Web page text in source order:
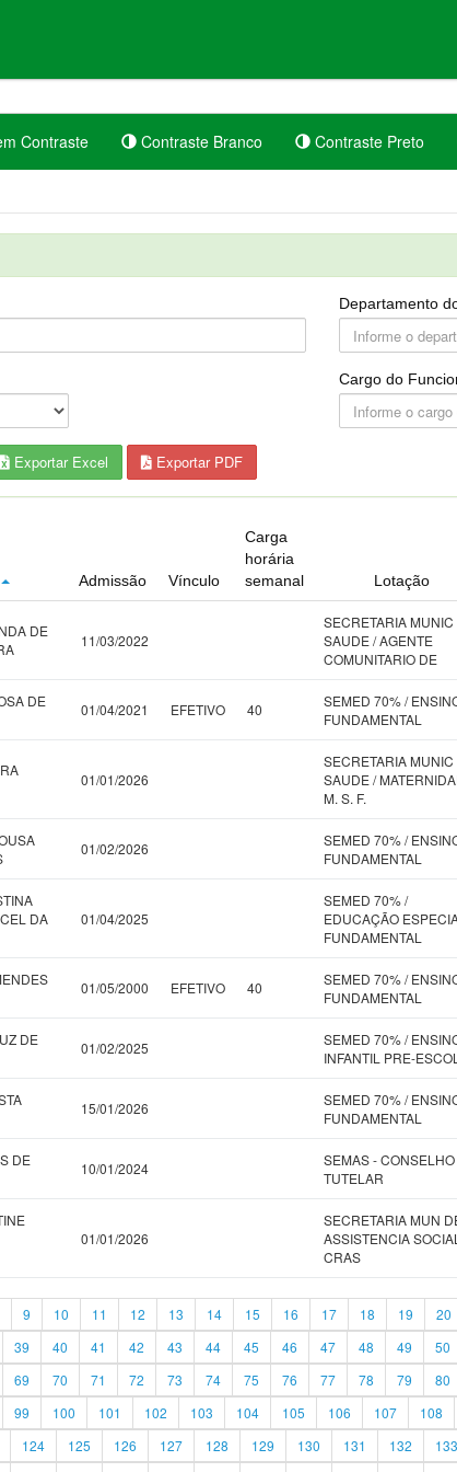
Contraste Contraste Branco Contraste Preto
Departamento
Cargo do
Exportar Excel Exportar PDF
Admissão Vínculo
Carga
horária
semanal
Lotação
DE
11/03/2022
SECRETARIA MUNIC
SAUDE / AGENTE
COMUNITARIO DE
DE
01/04/2021 EFETIVO 40
SEMED 70% /
FUNDAMENTAL
01/01/2026
SECRETARIA MUNIC
SAUDE /
M. S. F.
01/02/2026
SEMED 70% /
FUNDAMENTAL
DA
01/04/2025
SEMED 70% /
EDUCAÇÃO
FUNDAMENTAL
01/05/2000 EFETIVO 40
SEMED 70% /
FUNDAMENTAL
DE
01/02/2025
SEMED 70% /
INFANTIL PRE-
15/01/2026
SEMED 70% /
FUNDAMENTAL
DE
10/01/2024
SEMAS - CONSELHO
TUTELAR
01/01/2026
SECRETARIA MUN
ASSISTENCIA
CRAS
9 10 11 12 13 14 15 16 17 18 19 20
39 40 41 42 43 44 45 46 47 48 49 50
69 70 71 72 73 74 75 76 77 78 79 80
99 100 101 102 103 104 105 106 107 108
124 125 126 127 128 129 130 131 132 133